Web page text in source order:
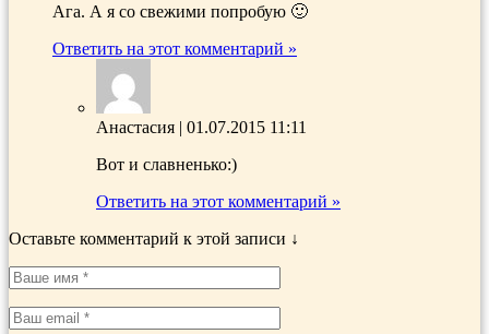
Ага. А я со свежими попробую 🙂
Ответить на этот комментарий »
Анастасия | 01.07.2015 11:11
Вот и славненько:)
Ответить на этот комментарий »
Оставьте комментарий к этой записи ↓